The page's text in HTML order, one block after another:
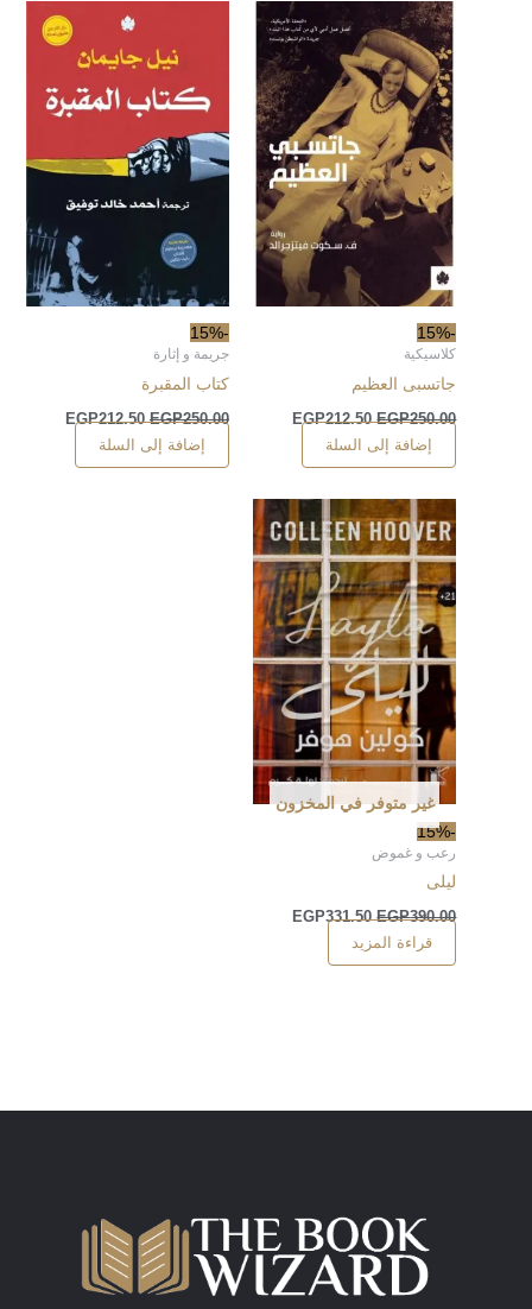
-15%
كلاسيكية
جاتسبى العظيم
EGP250.00
EGP212.50
إضافة إلى السلة
-15%
جريمة و إثارة
كتاب المقبرة
EGP250.00
EGP212.50
إضافة إلى السلة
-15%
غير متوفر في المخزون
رعب و غموض
ليلى
EGP390.00
EGP331.50
قراءة المزيد